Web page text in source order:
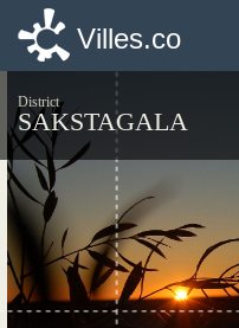
Villes.co
District
SAKSTAGALA
Villes.co